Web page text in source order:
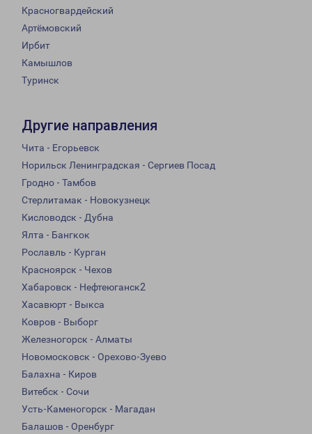
Красногвардейский
Артёмовский
Ирбит
Камышлов
Туринск
Другие направления
Чита - Егорьевск
Норильск Ленинградская - Сергиев Посад
Гродно - Тамбов
Стерлитамак - Новокузнецк
Кисловодск - Дубна
Ялта - Бангкок
Рославль - Курган
Красноярск - Чехов
Хабаровск - Нефтеюганск2
Хасавюрт - Выкса
Ковров - Выборг
Железногорск - Алматы
Новомосковск - Орехово-Зуево
Балахна - Киров
Витебск - Сочи
Усть-Каменогорск - Магадан
Балашов - Оренбург